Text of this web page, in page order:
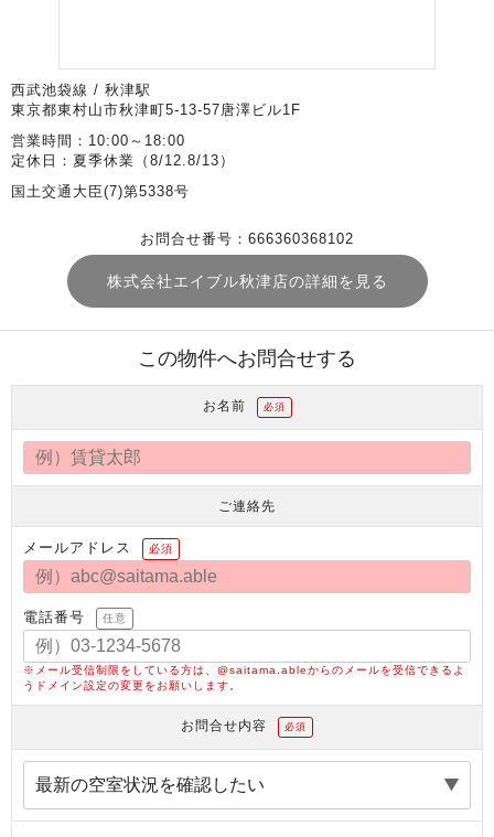
西武池袋線 / 秋津駅
東京都東村山市秋津町5-13-57唐澤ビル1F
営業時間：10:00～18:00
定休日：夏季休業（8/12.8/13）
国土交通大臣(7)第5338号
お問合せ番号：666360368102
株式会社エイブル秋津店の詳細を見る
この物件へお問合せする
お名前 必須
ご連絡先
メールアドレス 必須
電話番号 任意
※メール受信制限をしている方は、@saitama.ableからのメールを受信できるよ
うドメイン設定の変更をお願いします。
お問合せ内容 必須